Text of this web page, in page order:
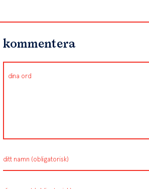
kommentera